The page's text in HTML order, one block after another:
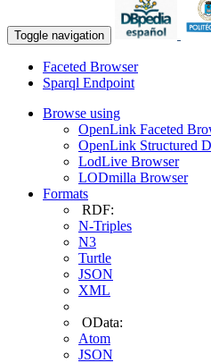
Toggle navigation
Faceted Browser
Sparql Endpoint
Browse using
OpenLink Faceted
OpenLink Structured
LodLive Browser
LODmilla Browser
Formats
RDF:
N-Triples
N3
Turtle
JSON
XML
OData:
Atom
JSON